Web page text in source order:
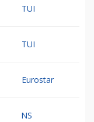
TUI
TUI
Eurostar
NS